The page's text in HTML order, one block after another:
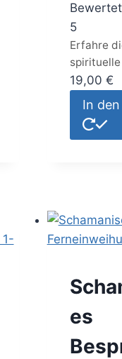
5
Erfahre
19,00 €
In
es